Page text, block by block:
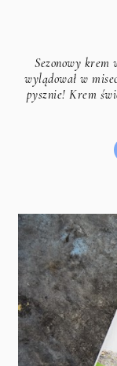
Sezonowy krem
wylądował w
pysznie! Krem